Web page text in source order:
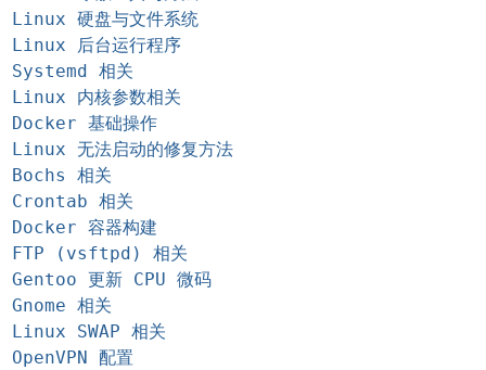
Linux 硬盘与文件系统
Linux 后台运行程序
Systemd 相关
Linux 内核参数相关
Docker 基础操作
Linux 无法启动的修复方法
Bochs 相关
Crontab 相关
Docker 容器构建
FTP (vsftpd) 相关
Gentoo 更新 CPU 微码
Gnome 相关
Linux SWAP 相关
OpenVPN 配置